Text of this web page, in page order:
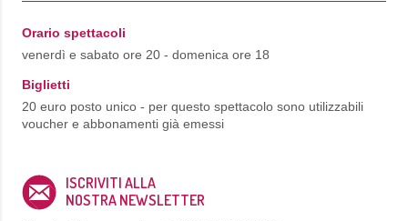
Orario spettacoli
venerdì e sabato ore 20 - domenica ore 18
Biglietti
20 euro posto unico - per questo spettacolo sono utilizzabili
voucher e abbonamenti già emessi
ISCRIVITI ALLA
NOSTRA NEWSLETTER